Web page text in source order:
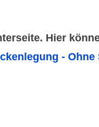
Hier
- Ohne